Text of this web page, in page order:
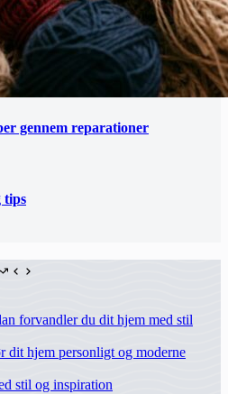
gennem reparationer
tips
forvandler du dit hjem med stil
dit hjem personligt og moderne
stil og inspiration